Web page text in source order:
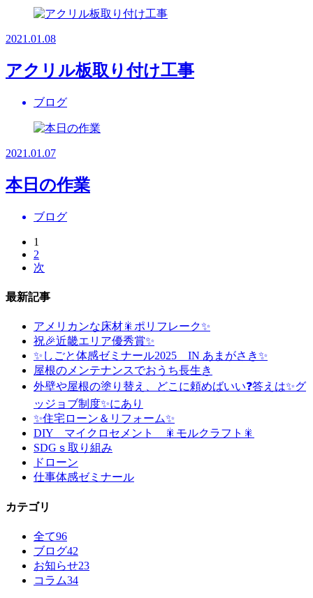
2021.01.08
アクリル板取り付け工事
ブログ
2021.01.07
本日の作業
ブログ
1
2
次
最新記事
アメリカンな床材🎇ポリフレーク✨
祝🎉近畿エリア優秀賞✨
✨しごと体感ゼミナール2025 IN あまがさき✨
屋根のメンテナンスでおうち長生き
外壁や屋根の塗り替え、どこに頼めばいい❓答えは✨グ
ッジョブ制度✨にあり
✨住宅ローン＆リフォーム✨
DIY マイクロセメント 🎇モルクラフト🎇
SDGｓ取り組み
ドローン
仕事体感ゼミナール
カテゴリ
全て96
ブログ42
お知らせ23
コラム34